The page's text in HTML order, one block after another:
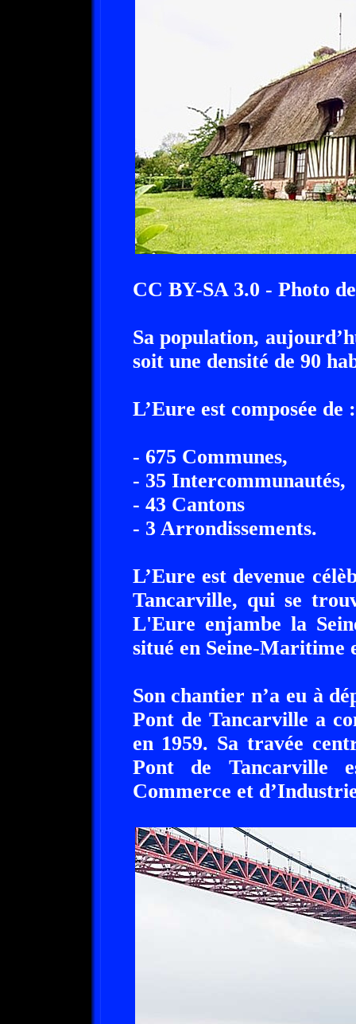
CC BY-SA 3.0 - Photo
Sa population,
soit une densité de 90
L’Eure est composée de :
- 675 Communes,
- 35 Intercommunautés,
- 43 Cantons
- 3 Arrondissements.
L’Eure est devenue
Tancarville, qui se
L'Eure enjambe la
situé en Seine-
Son chantier n’a eu à
Pont de Tancarville a
en 1959. Sa travée
Pont de Tancarville
Commerce et